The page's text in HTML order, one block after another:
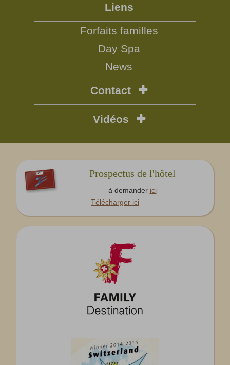
Liens
Forfaits familles
Day Spa
News
Contact
Vidéos
Prospectus de l'hôtel
à demander ici
Télécharger ici